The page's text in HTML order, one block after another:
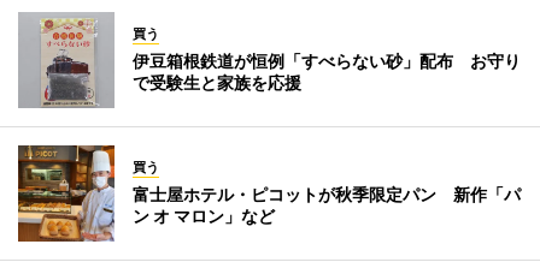
買う
伊豆箱根鉄道が恒例「すべらない砂」配布 お守り
で受験生と家族を応援
買う
富士屋ホテル・ピコットが秋季限定パン 新作「パ
ン オ マロン」など